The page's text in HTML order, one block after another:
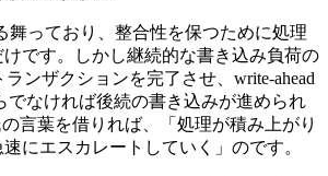
舞っており、整合性を保つために処理
です。しかし継続的な書き込み負荷の
ンザクションを完了させ、write-ahead
でなければ後続の書き込みが進められ
の言葉を借りれば、「処理が積み上がり
にエスカレートしていく」のです。